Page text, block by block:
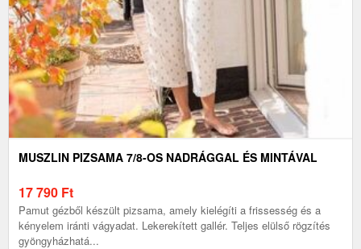
MUSZLIN PIZSAMA 7/8-OS NADRÁGGAL ÉS MINTÁVAL
17 790 Ft
Pamut gézből készült pizsama, amely kielégíti a frissesség és a
kényelem iránti vágyadat. Lekerekített gallér. Teljes elülső rögzítés
gyöngyházhatá...